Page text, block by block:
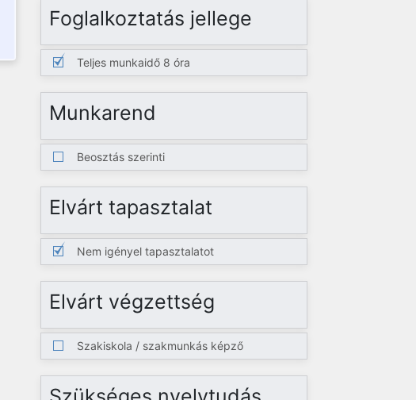
Foglalkoztatás jellege
Teljes munkaidő 8 óra
Munkarend
Beosztás szerinti
Elvárt tapasztalat
Nem igényel tapasztalatot
Elvárt végzettség
Szakiskola / szakmunkás képző